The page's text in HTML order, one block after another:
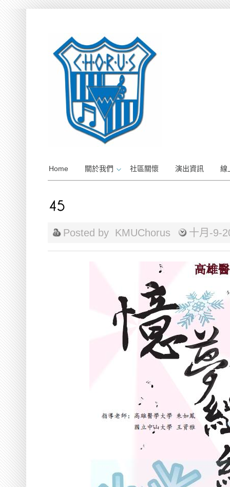
Home 關於我們 社區關懷 演出資訊 線
Posted by KMUChorus 十月-9-